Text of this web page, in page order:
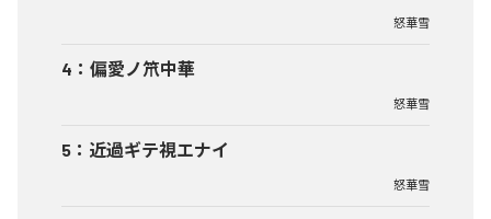
怒華雪
4 ： 偏愛ノ笊中華
怒華雪
5 ： 近過ギテ視エナイ
怒華雪